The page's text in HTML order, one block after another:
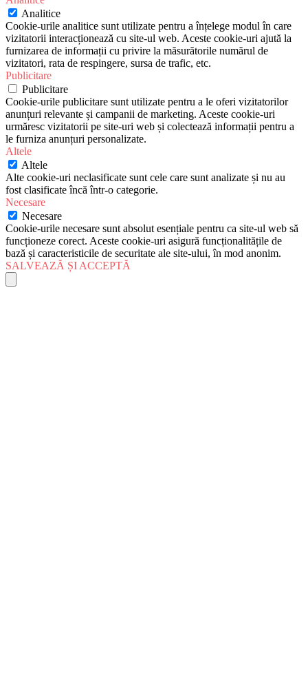
Analitice
Cookie-urile analitice sunt utilizate pentru a înțelege modul în care
vizitatorii interacționează cu site-ul web. Aceste cookie-uri ajută la
furnizarea de informații cu privire la măsurătorile numărul de
vizitatori, rata de respingere, sursa de trafic, etc.
Publicitare
Publicitare
Cookie-urile publicitare sunt utilizate pentru a le oferi vizitatorilor
anunțuri relevante și campanii de marketing. Aceste cookie-uri
urmăresc vizitatorii pe site-uri web și colectează informații pentru a
le furniza anunțuri personalizate.
Altele
Altele
Alte cookie-uri neclasificate sunt cele care sunt analizate și nu au
fost clasificate încă într-o categorie.
Necesare
Necesare
Cookie-urile necesare sunt absolut esențiale pentru ca site-ul web să
funcționeze corect. Aceste cookie-uri asigură funcționalitățile de
bază și caracteristicile de securitate ale site-ului, în mod anonim.
SALVEAZĂ ȘI ACCEPTĂ